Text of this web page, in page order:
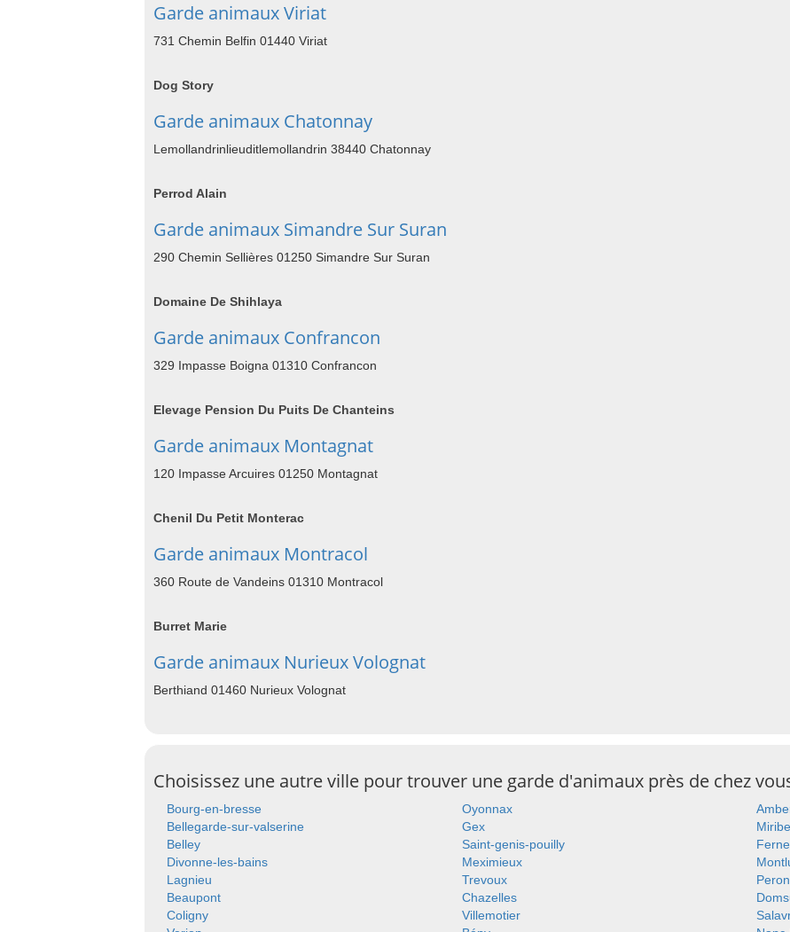
Garde animaux Viriat
731 Chemin Belfin 01440 Viriat
Dog Story
Garde animaux Chatonnay
Lemollandrinlieuditlemollandrin 38440 Chatonnay
Perrod Alain
Garde animaux Simandre Sur Suran
290 Chemin Sellières 01250 Simandre Sur Suran
Domaine De Shihlaya
Garde animaux Confrancon
329 Impasse Boigna 01310 Confrancon
Elevage Pension Du Puits De Chanteins
Garde animaux Montagnat
120 Impasse Arcuires 01250 Montagnat
Chenil Du Petit Monterac
Garde animaux Montracol
360 Route de Vandeins 01310 Montracol
Burret Marie
Garde animaux Nurieux Volognat
Berthiand 01460 Nurieux Volognat
Choisissez une autre ville pour trouver une garde d'animaux près de chez
Bourg-en-bresse Oyonnax
Bellegarde-sur-valserine
Gex
Belley
Saint-genis-pouilly
Divonne-les-bains
Meximieux
Lagnieu
Trevoux
Beaupont
Chazelles
Coligny
Villemotier